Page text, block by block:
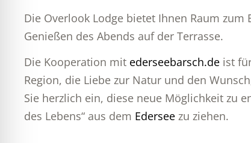
Die Overlook Lodge bietet Ihnen Raum
Genießen des Abends auf der Terrasse.
Die Kooperation mit ederseebarsch.de ist
Region, die Liebe zur Natur und den
Sie herzlich ein, diese neue Möglichkeit zu
des Lebens“ aus dem Edersee zu ziehen.